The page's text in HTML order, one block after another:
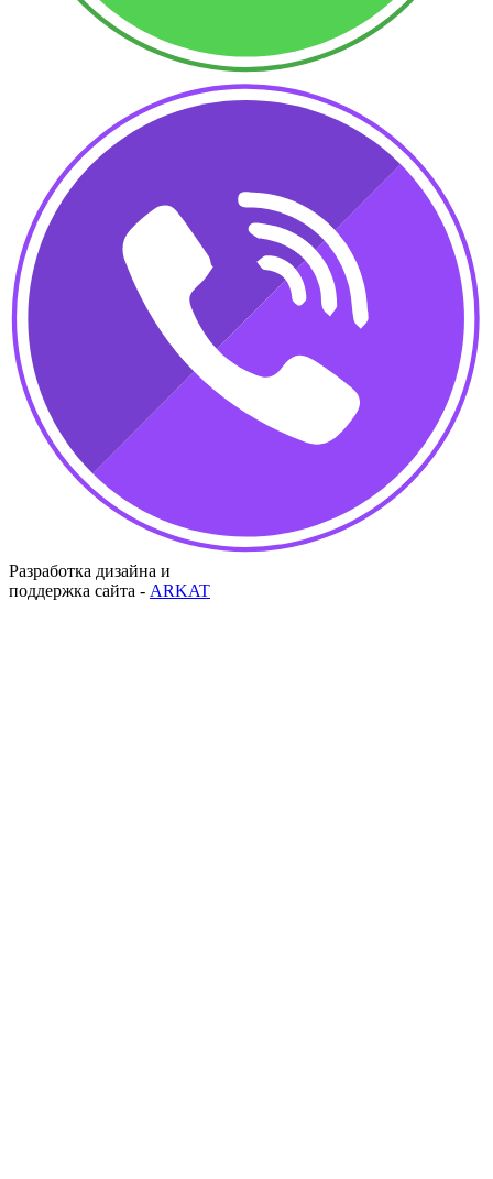
Разработка дизайна и
поддержка сайта - ARKAT